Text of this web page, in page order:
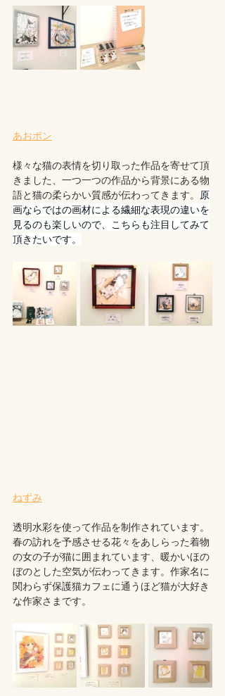
あおポン
様々な猫の表情を切り取った作品を寄せて頂
きました、一つ一つの作品から背景にある物
語と猫の柔らかい質感が伝わってきます。 原
画ならではの画材による繊細な表現の違いを
見るのも楽しいので、こちらも注目してみて
頂きたいです。
ねずみ
透明水彩を使って作品を制作されています。
春の訪れを予感させる花々をあしらった着物
の女の子が猫に囲まれています、暖かいほの
ぼのとした空気が伝わってきます。作家名に
関わらず保護猫カフェに通うほど猫が大好き
な作家さまです。